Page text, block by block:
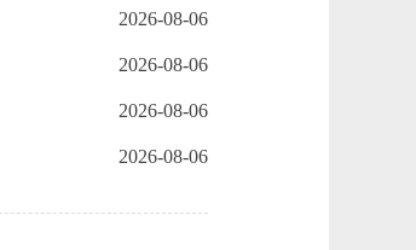
2026-08-06
2026-08-06
2026-08-06
2026-08-06